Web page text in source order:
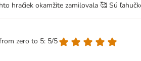
hračiek okamžite zamilovala 🥰 Sú
zero to 5: 5/5